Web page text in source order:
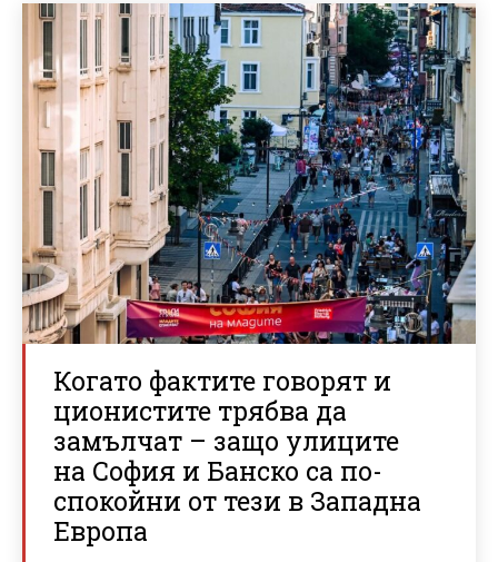
Когато фактите говорят и
ционистите трябва да
замълчат – защо улиците
на София и Банско са по-
спокойни от тези в Западна
Европа